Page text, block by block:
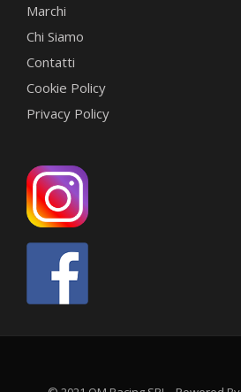
Marchi
Chi Siamo
Contatti
Cookie Policy
Privacy Policy